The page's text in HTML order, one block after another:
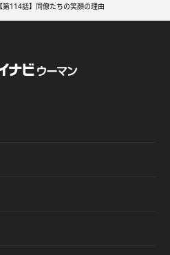
【第114話】同僚たちの笑顔の理由